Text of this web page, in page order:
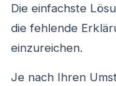
Die einfachste
die fehlende
einzureichen.
Je nach Ihren